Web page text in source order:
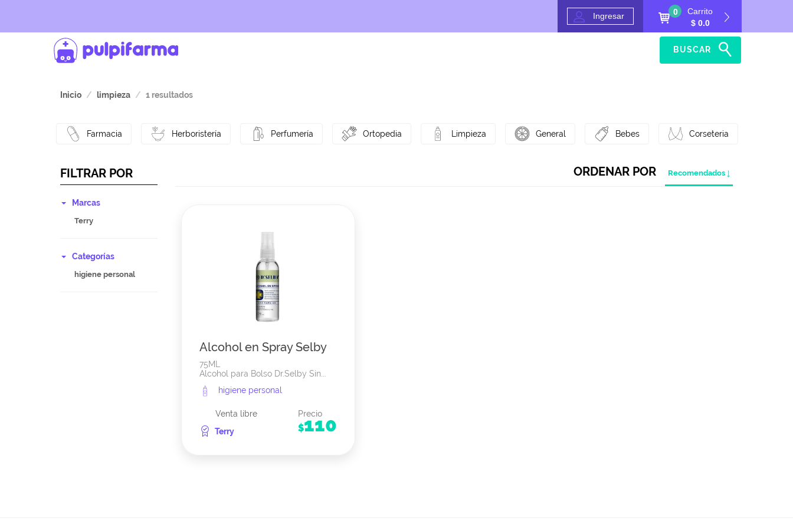
Ingresar 0
Carrito
$ 0.0
BUSCAR
Inicio limpieza 1 resultados
Farmacia Herboristería Perfumería Ortopedia Limpieza General Bebes Corseteria
FILTRAR POR
Marcas
Terry
Categorías
higiene personal
ORDENAR POR Recomendados
Alcohol en Spray Selby
75ML
Alcohol para Bolso Dr.Selby Sin...
higiene personal
Venta libre
Terry
Precio
$110